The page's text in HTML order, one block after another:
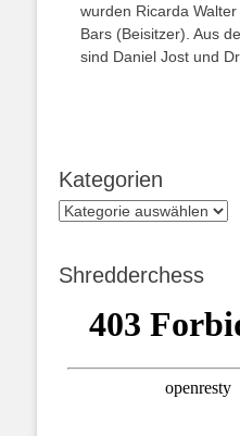
wurden Ricarda
Bars (Beisitzer). Aus
sind Daniel Jost und Dr.
Kategorien
Kategorien
Shredderchess